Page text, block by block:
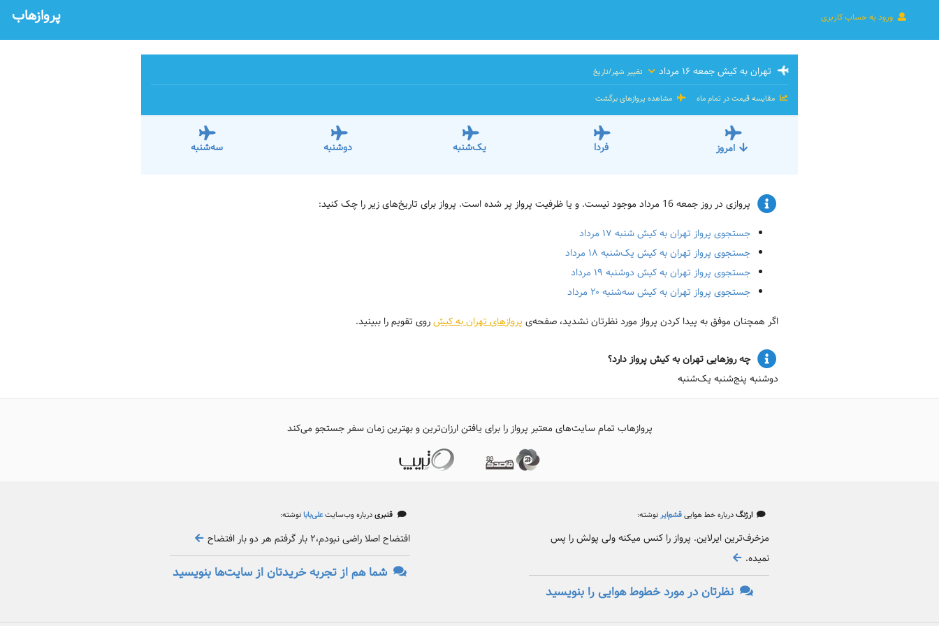
ورود به حساب کاربری پروازهاب
تهران به کیش جمعه ۱۶ مرداد تغییر شهر/تاریخ
مقایسه قیمت در تمام ماه مشاهده پروازهای برگشت
امروز فردا یک‌شنبه دوشنبه سه‌شنبه
پروازی در روز جمعه 16 مرداد موجود نیست. و یا ظرفیت پرواز پر شده است. پرواز برای تاریخ‌های زیر را چک کنید:
جستجوی پرواز تهران به کیش شنبه ۱۷ مرداد
جستجوی پرواز تهران به کیش یک‌شنبه ۱۸ مرداد
جستجوی پرواز تهران به کیش دوشنبه ۱۹ مرداد
جستجوی پرواز تهران به کیش سه‌شنبه ۲۰ مرداد
اگر همچنان موفق به پیدا کردن پرواز مورد نظرتان نشدید، صفحه‌یپروازهای تهران به کیشروی تقویم را ببینید.
چه روزهایی تهران به کیش پرواز دارد؟
دوشنبه پنج‌شنبه یک‌شنبه
پروازهاب تمام سایت‌های معتبر پرواز را برای یافتن ارزان‌ترین و بهترین زمان سفر جستجو می‌کند
قنبریدرباره وب‌سایتعلی‌بابانوشته:
افتضاح اصلا راضی نبودم،۲ بار گرفتم هر دو بار افتضاح
شما هم از تجربه خریدتان از سایت‌ها بنویسید
ارژنگدرباره خط هواییقشم‌ایرنوشته:
مزخرف‌ترین ایرلاین. پرواز را کنس میکنه ولی پولش را پس
نمیده.
نظرتان در مورد خطوط هوایی را بنویسید